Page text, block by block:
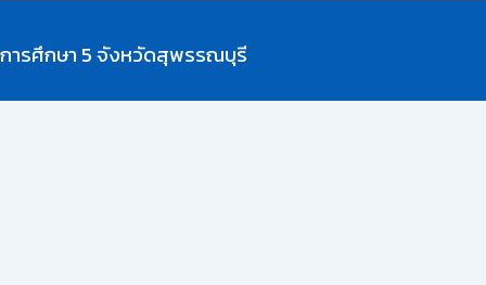
ารศึกษา 5 จังหวัดสุพรรณบุรี